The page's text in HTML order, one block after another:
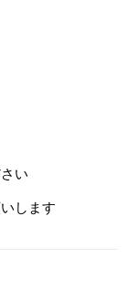
い
します